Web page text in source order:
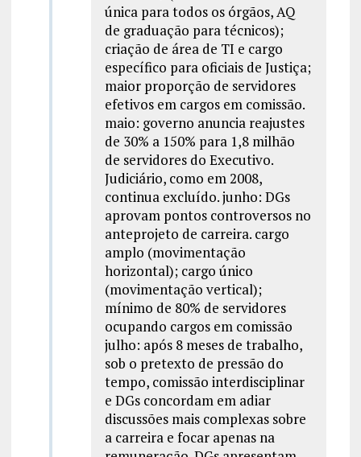
única para todos os órgãos, AQ
de graduação para técnicos);
criação de área de TI e cargo
específico para oficiais de Justiça;
maior proporção de servidores
efetivos em cargos em comissão.
maio: governo anuncia reajustes
de 30% a 150% para 1,8 milhão
de servidores do Executivo.
Judiciário, como em 2008,
continua excluído. junho: DGs
aprovam pontos controversos no
anteprojeto de carreira. cargo
amplo (movimentação
horizontal); cargo único
(movimentação vertical);
mínimo de 80% de servidores
ocupando cargos em comissão
julho: após 8 meses de trabalho,
sob o pretexto de pressão do
tempo, comissão interdisciplinar
e DGs concordam em adiar
discussões mais complexas sobre
a carreira e focar apenas na